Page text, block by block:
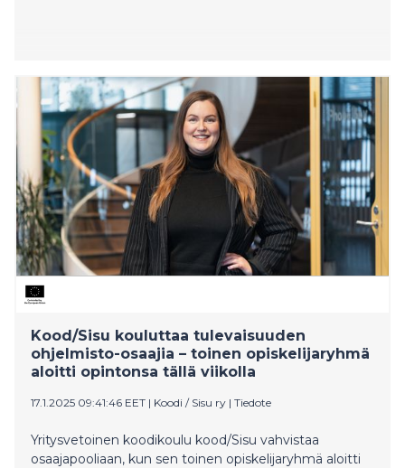
Kood/Sisu kouluttaa tulevaisuuden
ohjelmisto-osaajia – toinen opiskelijaryhmä
aloitti opintonsa tällä viikolla
17.1.2025 09:41:46 EET | Koodi / Sisu ry | Tiedote
Yritysvetoinen koodikoulu kood/Sisu vahvistaa
osaajapooliaan, kun sen toinen opiskelijaryhmä aloitti